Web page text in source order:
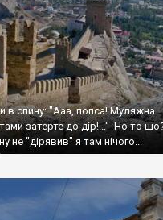
в спину: "Ааа, попса! Муляжна
затерте до дір!..." Но то
не "дірявив" я там нічого...